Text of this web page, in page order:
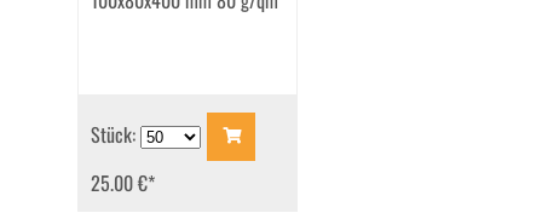
Stück:
25.00 €*